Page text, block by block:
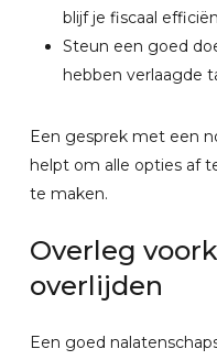
blijf je fiscaal
Steun een goed
hebben verlaagde
Een gesprek met een
helpt om alle opties af
te maken.
Overleg
overlijden
Een goed